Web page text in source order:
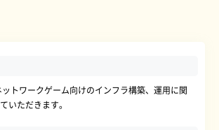
トワークゲーム向けのインフラ構築、運用に関
いただきます。